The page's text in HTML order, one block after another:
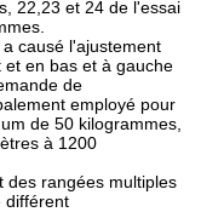
22,23 et 24 de l'essai
causé l'ajustement
en bas et à gauche
de
employé pour
de 50 kilogrammes,
à 1200
des rangées multiples
différent